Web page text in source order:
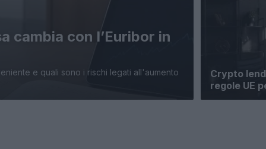
cambia con l’Euribor in
e quali sono i rischi legati all'aumento
Crypto
regole UE